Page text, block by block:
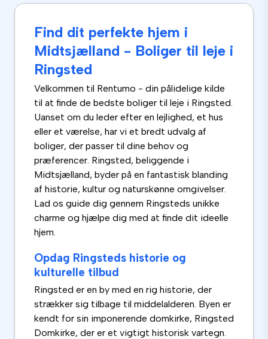
Find dit perfekte hjem i
Midtsjælland - Boliger til leje i
Ringsted
Velkommen til Rentumo - din pålidelige kilde
til at finde de bedste boliger til leje i Ringsted.
Uanset om du leder efter en lejlighed, et hus
eller et værelse, har vi et bredt udvalg af
boliger, der passer til dine behov og
præferencer. Ringsted, beliggende i
Midtsjælland, byder på en fantastisk blanding
af historie, kultur og naturskønne omgivelser.
Lad os guide dig gennem Ringsteds unikke
charme og hjælpe dig med at finde dit ideelle
hjem.
Opdag Ringsteds historie og
kulturelle tilbud
Ringsted er en by med en rig historie, der
strækker sig tilbage til middelalderen. Byen er
kendt for sin imponerende domkirke, Ringsted
Domkirke, der er et vigtigt historisk vartegn.